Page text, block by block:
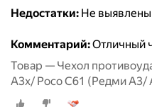
Недостатки: Не выявлены
Комментарий:Отличный
Товар — Чехол
A3x/ Poco C61 (Редми
защитой камеры, черный